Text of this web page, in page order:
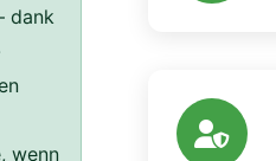
dank
wenn